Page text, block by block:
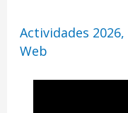
Actividades 2026,
Web